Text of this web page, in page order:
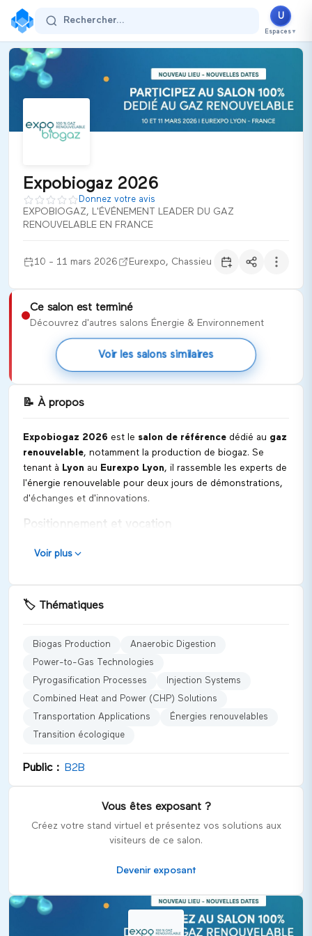
Expobiogaz 2026
10 - 11 mars 2026
Eurexpo
ChassieuFrance
Secteur d'activité :
Thématiques
Biogas Production
Power-to-Gas Technologies
Pyrogasification Processes
Transportation Applications
Énergies renouvelables
Transition écologique
Expobiogaz 2026 est le salon de référence dédié au gaz
Rechercher... U
Espaces ▼
Expobiogaz 2026
Donnez votre avis
EXPOBIOGAZ, L'ÉVÉNEMENT LEADER DU GAZ
RENOUVELABLE EN FRANCE
10 - 11 mars 2026 Eurexpo, Chassieu
Ce salon est terminé
Découvrez d'autres salons Énergie & Environnement
Voir les salons similaires
📝 À propos
Expobiogaz 2026 est le salon de référence dédié au gaz
renouvelable, notamment la production de biogaz. Se
tenant à Lyon au Eurexpo Lyon, il rassemble les experts de
l'énergie renouvelable pour deux jours de démonstrations,
d'échanges et d'innovations.
Positionnement et vocation
Expobiogaz 2026 se positionne comme un acteur
en soutenant la transition vers une économie plus verte.
Le salon couvre divers aspects de la production et de
Production de biogaz par méthanisation et digestion
anaérobie
Technologies Power-to-Gas
Systèmes d'injection pour le réseau de gaz
Applications de transport utilisant le BioGNV
Publics cibles
Professionnels de l'industrie de l'énergie
Investisseurs dans les technologies vertes
Collectivités et décideurs politiques
Grand public intéressé par le développement durable
Voir plus
🏷️ Thématiques
Biogas Production
Anaerobic Digestion
Power-to-Gas Technologies
Pyrogasification Processes
Injection Systems
Combined Heat and Power (CHP) Solutions
Transportation Applications
Énergies renouvelables
Transition écologique
Public : B2B
Vous êtes exposant ?
Créez votre stand virtuel et présentez vos solutions aux
visiteurs de ce salon.
Devenir exposant